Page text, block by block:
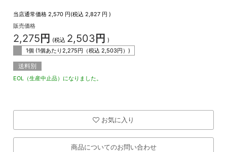
当店通常価格 2,570 円(税込2,827 円 )
販売価格
2,275 円 (税込 2,503 円 )
1個 (1個あたり2,275円（税込2,503円）)
送料別
EOL（生産中止品）になりました。
お気に入り
商品についてのお問い合わせ